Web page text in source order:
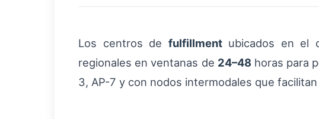
Los centros de fulfillmentubicados en el
regionales en ventanas de 24–48horas para
3, AP-7 y con nodos intermodales que facilitan